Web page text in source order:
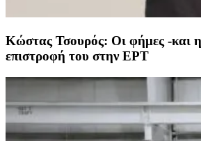
Κώστας Τσουρός: Οι φήμες -και η
επιστροφή του στην ΕΡΤ